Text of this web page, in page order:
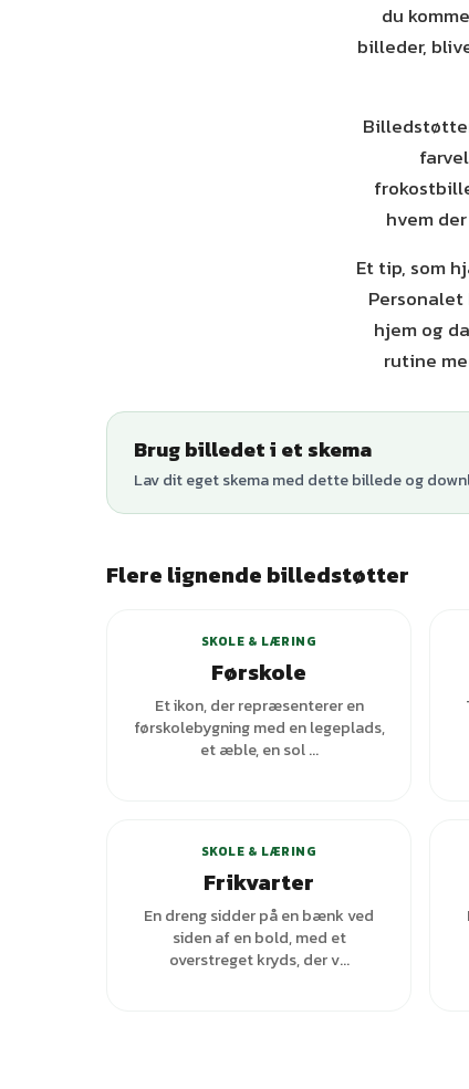
du
billeder,
hvem
Et tip, som
Personalet
hjem og
rutine
Brug billedet i et skema
Lav dit eget skema med dette billede og
Flere lignende billedstøtter
+1varianter
SKOLE & LÆRING
Førskole
Et ikon, der repræsenterer en
førskolebygning med en legeplads,
et æble, en sol ...
SKOLE & LÆRING
Frikvarter
En dreng sidder på en bænk ved
siden af en bold, med et
overstreget kryds, der v...